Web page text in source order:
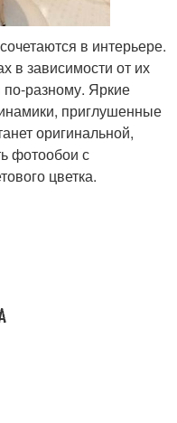
в интерьере.
в зависимости от их
по-разному. Яркие
приглушенные
оригинальной,
фотообои с
цветка.